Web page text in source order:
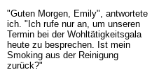
"Guten Morgen, Emily", antwortete
ich. "Ich rufe nur an, um unseren
Termin bei der Wohltätigkeitsgala
heute zu besprechen. Ist mein
Smoking aus der Reinigung
zurück?"